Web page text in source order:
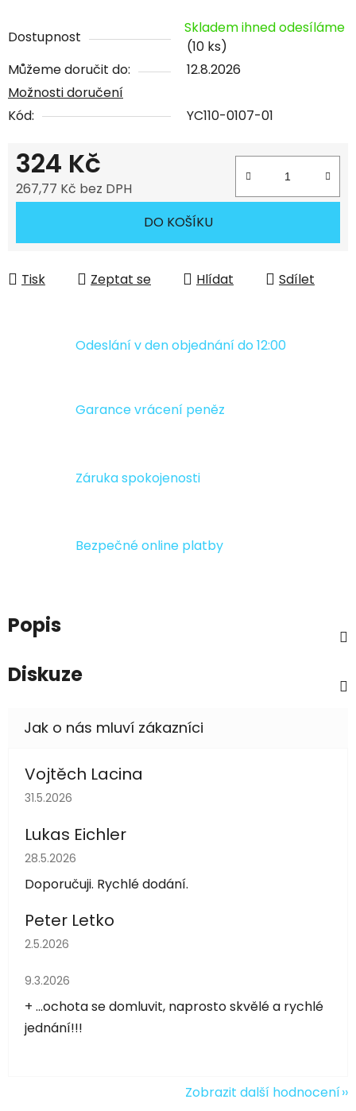
Dostupnost
Skladem ihned odesíláme
(10 ks)
Můžeme doručit do:
12.8.2026
Možnosti doručení
Kód:
YC110-0107-01
324 Kč
267,77 Kč bez DPH
DO KOŠÍKU
Tisk Zeptat se Hlídat Sdílet
Odeslání v den objednání do 12:00
Garance vrácení peněz
Záruka spokojenosti
Bezpečné online platby
Popis
Diskuze
Vojtěch Lacina
Hodnocení obchodu je 5 z 5 hvězdiček.
31.5.2026
Lukas Eichler
Hodnocení obchodu je 5 z 5 hvězdiček.
28.5.2026
Doporučuji. Rychlé dodání.
Peter Letko
Hodnocení obchodu je 5 z 5 hvězdiček.
2.5.2026
Hodnocení obchodu je 5 z 5 hvězdiček.
9.3.2026
+ ...ochota se domluvit, naprosto skvělé a rychlé
jednání!!!
Zobrazit další hodnocení